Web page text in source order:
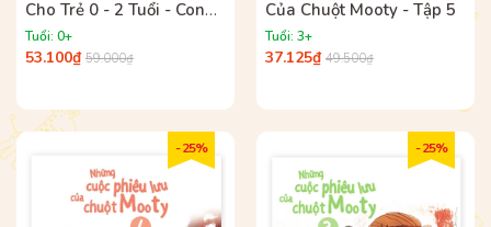
Cho Trẻ 0 - 2 Tuổi - Con
Muốn Đi Giày Của Mẹ
Tuổi: 0+
53.100₫ 59.000₫
Của Chuột Mooty - Tập 5
Tuổi: 3+
37.125₫ 49.500₫
- 25% - 25%